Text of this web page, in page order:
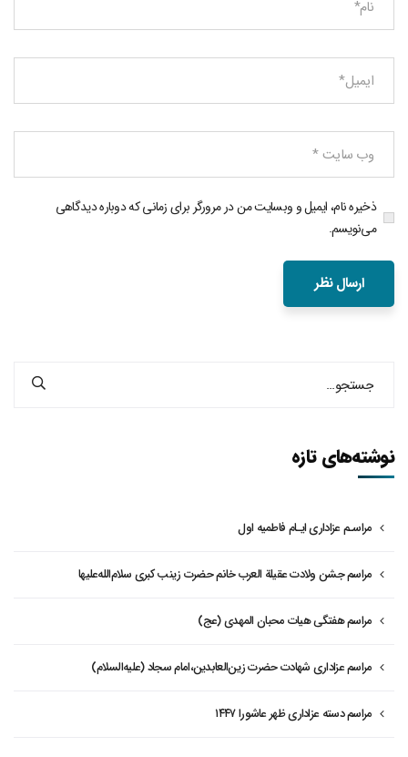
ذخیره نام، ایمیل و وبسایت من در مرورگر برای زمانی که دوباره دیدگاهی
می‌نویسم.
نوشته‌های تازه
مراسـم عزاداری ایـام فاطمیه اول
مراسم جشن ولادت عقیلة العرب خانم حضرت زینب کبری سلام‌الله‌علیها
مراسم هفتگی هیات محبان المهدی (عج)
مراسم عزاداری شهادت حضرت زین‌العابدین،امام سجاد (علیه‌السلام)
مراسم دسته عزاداری ظهر عاشورا ۱۴۴۷